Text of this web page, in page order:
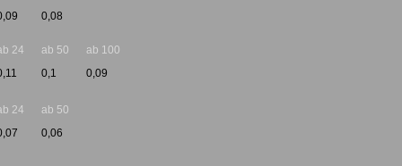
0,08
24
ab 50
0,1
ab 100
0,09
24
ab 50
0,06